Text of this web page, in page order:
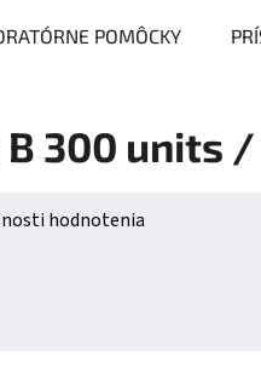
POMÔCKY
300 units /
je 0,0 z 5 hviezdičiek.
hodnotenia